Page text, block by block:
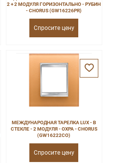
2 + 2 МОДУЛЯ ГОРИЗОНТАЛЬНО - РУБИН
- CHORUS (GW16226PR)
Спросите цену
МЕЖДУНАРОДНАЯ ТАРЕЛКА LUX - В
СТЕКЛЕ - 2 МОДУЛЯ - ОХРА - CHORUS
(GW16222CO)
Спросите цену